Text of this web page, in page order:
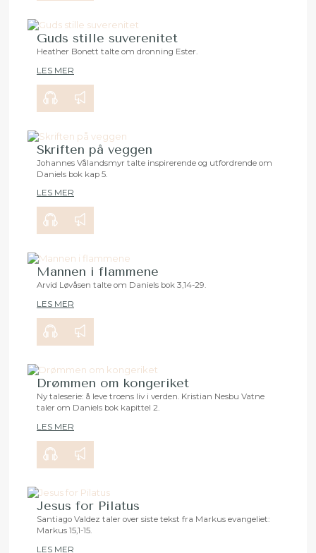
Guds stille suverenitet
00:00
Heather Bonett talte om dronning Ester.
LES MER
Skriften på veggen
Johannes Vålandsmyr talte inspirerende og utfordrende om
Daniels bok kap 5.
LES MER
Mannen i flammene
00:00
Arvid Løvåsen talte om Daniels bok 3,14-29.
LES MER
Drømmen om kongeriket
Ny taleserie: å leve troens liv i verden. Kristian Nesbu Vatne
taler om Daniels bok kapittel 2.
LES MER
Jesus for Pilatus
Santiago Valdez taler over siste tekst fra Markus evangeliet:
Markus 15,1-15.
LES MER